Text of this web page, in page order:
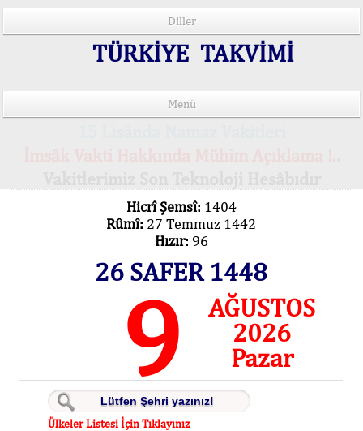
Diller
TÜRKİYE TAKVİMİ
Menü
Hicrî Şemsî: 1404
Rûmî: 27 Temmuz 1442
Hızır: 96
26 SAFER 1448
9
AĞUSTOS
2026
Pazar
Ülkeler Listesi İçin Tıklayınız